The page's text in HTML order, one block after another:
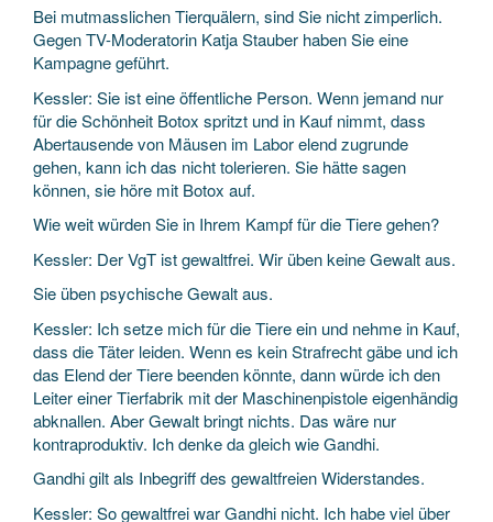
Bei mutmasslichen Tierquälern, sind Sie nicht zimperlich.
Gegen TV-Moderatorin Katja Stauber haben Sie eine
Kampagne geführt.
Kessler: Sie ist eine öffentliche Person. Wenn jemand nur
für die Schönheit Botox spritzt und in Kauf nimmt, dass
Abertausende von Mäusen im Labor elend zugrunde
gehen, kann ich das nicht tolerieren. Sie hätte sagen
können, sie höre mit Botox auf.
Wie weit würden Sie in Ihrem Kampf für die Tiere gehen?
Kessler: Der VgT ist gewaltfrei. Wir üben keine Gewalt aus.
Sie üben psychische Gewalt aus.
Kessler: Ich setze mich für die Tiere ein und nehme in Kauf,
dass die Täter leiden. Wenn es kein Strafrecht gäbe und ich
das Elend der Tiere beenden könnte, dann würde ich den
Leiter einer Tierfabrik mit der Maschinenpistole eigenhändig
abknallen. Aber Gewalt bringt nichts. Das wäre nur
kontraproduktiv. Ich denke da gleich wie Gandhi.
Gandhi gilt als Inbegriff des gewaltfreien Widerstandes.
Kessler: So gewaltfrei war Gandhi nicht. Ich habe viel über